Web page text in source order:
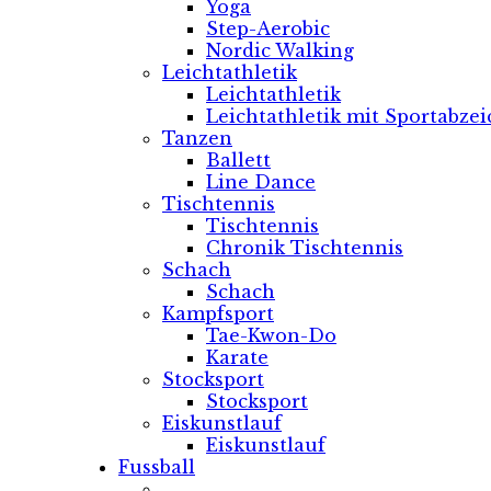
Yoga
Step-Aerobic
Nordic Walking
Leichtathletik
Leichtathletik
Leichtathletik mit
Tanzen
Ballett
Line Dance
Tischtennis
Tischtennis
Chronik Tischtennis
Schach
Schach
Kampfsport
Tae-Kwon-Do
Karate
Stocksport
Stocksport
Eiskunstlauf
Eiskunstlauf
Fussball